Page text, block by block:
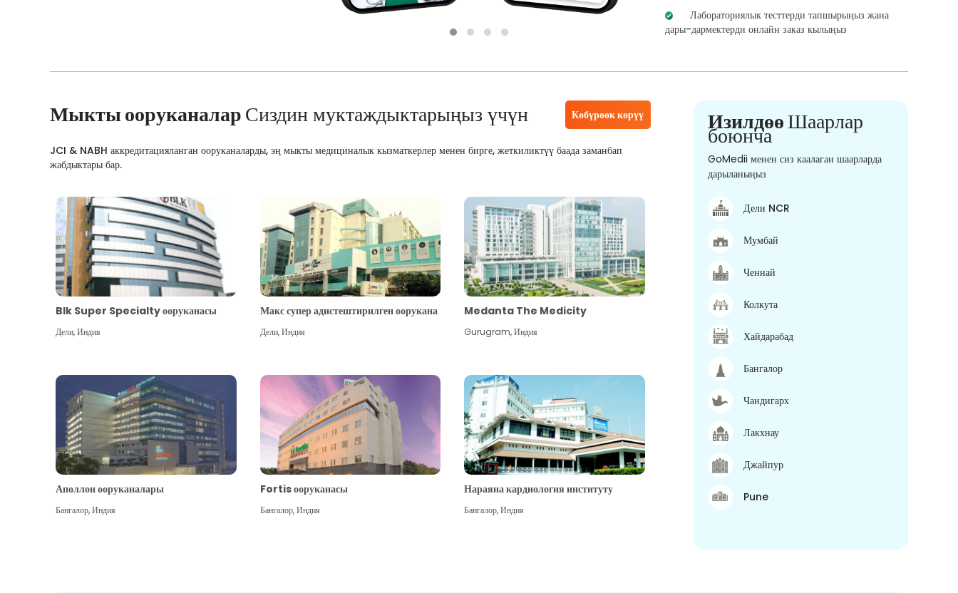
Лабораториялык тесттерди тапшырыңыз жана
дары-дармектерди онлайн заказ кылыңыз
Мыкты ооруканаларСиздин муктаждыктарыңыз үчүн Көбүрөөк көрүү
JCI & NABH аккредитацияланган ооруканаларды, эң мыкты медициналык кызматкерлер менен бирге, жеткиликтүү баада заманбап
жабдыктары бар.
Blk Super Specialty ооруканасы
Дели,Индия
Макс супер адистештирилген оорукана
Дели,Индия
Medanta The Medicity
Gurugram,Индия
Аполлон ооруканалары
Бангалор,Индия
Fortis ооруканасы
Бангалор,Индия
Нараяна кардиология институту
Бангалор,Индия
ИзилдөөШаарлар
боюнча
GoMedii менен сиз каалаган шаарларда
дарыланыңыз
Дели NCR
Мумбай
Ченнай
Колкута
Хайдарабад
Бангалор
Чандигарх
Лакхнау
Джайпур
Pune